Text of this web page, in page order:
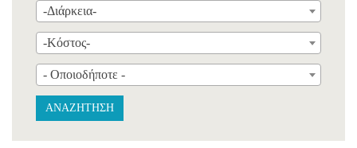
-Διάρκεια-
-Κόστος-
- Οποιοδήποτε -
ΑΝΑΖΗΤΗΣΗ